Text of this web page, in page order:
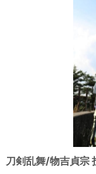
刀剣乱舞/物吉貞宗